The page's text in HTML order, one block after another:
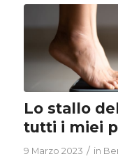
Lo stallo
tutti i miei
9 Marzo 2023 / in